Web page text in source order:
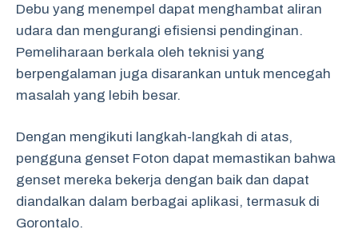
Debu yang menempel dapat menghambat aliran
udara dan mengurangi efisiensi pendinginan.
Pemeliharaan berkala oleh teknisi yang
berpengalaman juga disarankan untuk mencegah
masalah yang lebih besar.
Dengan mengikuti langkah-langkah di atas,
pengguna genset Foton dapat memastikan bahwa
genset mereka bekerja dengan baik dan dapat
diandalkan dalam berbagai aplikasi, termasuk di
Gorontalo.